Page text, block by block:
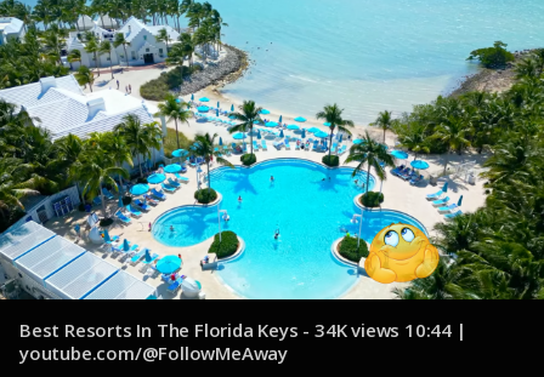
Best Resorts In The Florida Keys - 34K views 10:44 |
youtube.com/@FollowMeAway